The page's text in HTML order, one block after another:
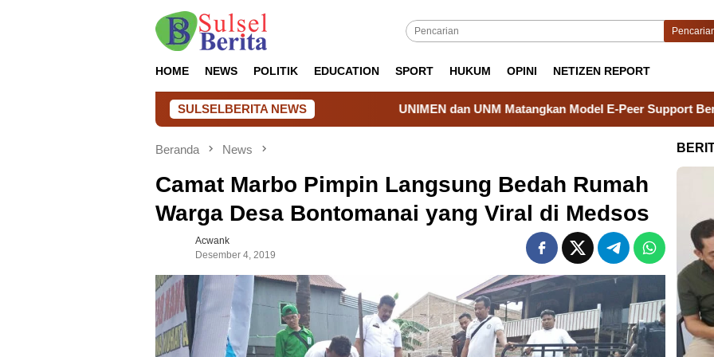
HOME NEWS POLITIK EDUCATION SPORT HUKUM OPINI NETIZEN REPORT
SULSELBERITA NEWSUNIMEN dan UNM Matangkan Model E-Peer Support Berbasis Strength-
Beranda News
Camat Marbo Pimpin Langsung Bedah Rumah
Warga Desa Bontomanai yang Viral di Medsos
Acwank
Desember 4, 2019